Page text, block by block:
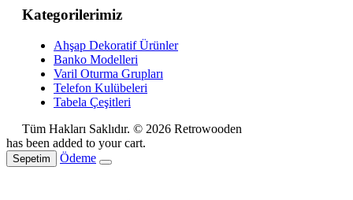
Kategorilerimiz
Ahşap Dekoratif Ürünler
Banko Modelleri
Varil Oturma Grupları
Telefon Kulübeleri
Tabela Çeşitleri
Tüm Hakları Saklıdır. © 2026 Retrowooden
has been added to your cart.
Sepetim Ödeme